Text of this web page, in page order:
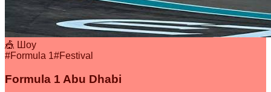
🎪 Шоу
#Formula 1#Festival
Formula 1 Abu Dhabi